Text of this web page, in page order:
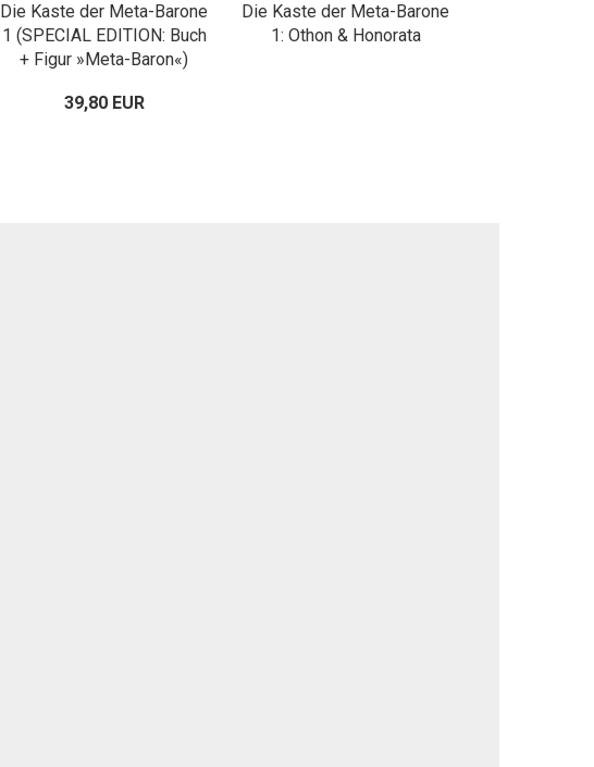
Die Kaste der Meta-Barone
1 (SPECIAL EDITION: Buch
+ Figur »Meta-Baron«)
39,80 EUR
Die Kaste der Meta-Barone
1: Othon & Honorata